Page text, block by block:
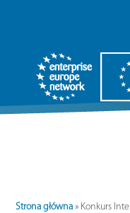
Strona główna » Konkurs